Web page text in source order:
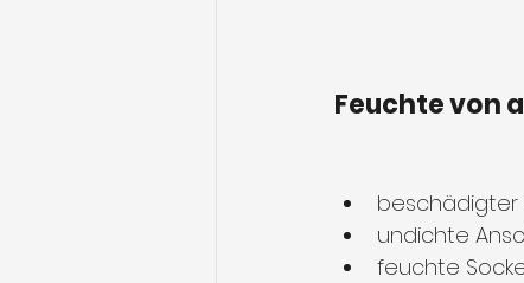
Feuchte von
beschädigter
undichte
feuchte